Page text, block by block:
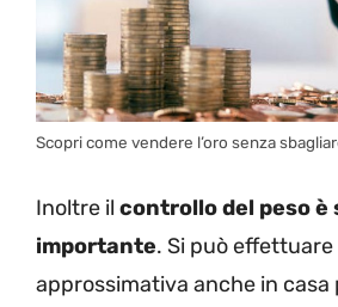
Scopri come vendere l’oro senza
Inoltre il controllo del peso è
importante. Si può
approssimativa anche in casa